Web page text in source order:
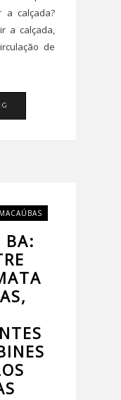
a calçada?
a calçada,
de
BA: